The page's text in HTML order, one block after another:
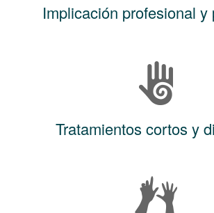
Implicación profesional y
Tratamientos cortos y